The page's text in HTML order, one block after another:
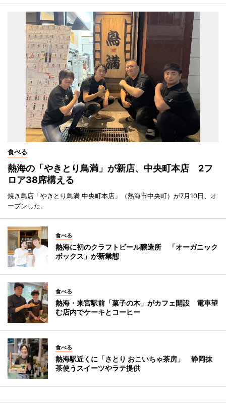
食べる
熱海の「やきとり鳥満」が新店、中央町本店 2フ
ロア38席構える
焼き鳥店「やきとり鳥満 中央町本店」（熱海市中央町）が7月10日、オ
ープンした。
食べる
熱海に初のクラフトビール醸造所 「オーガニック
ボックス」が新業態
食べる
熱海・来宮駅前「菓子の木」がカフェ開設 電車望
む店内でケーキとコーヒー
食べる
熱海駅近くに「さとり おこいちゃ茶房」 静岡抹
茶使うスイーツやラテ提供